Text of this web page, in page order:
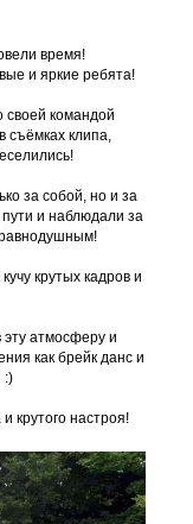
время!
и яркие ребята!
своей командой
съёмках клипа,
за собой, но и за
и наблюдали за
крутых кадров и
эту атмосферу и
как брейк данс и
:)
крутого настроя!